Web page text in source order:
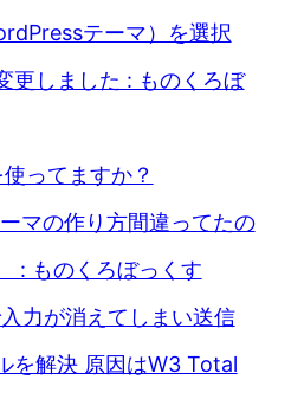
テーマ）を選択
更しました : ものくろぼ
ってますか？
マの作り方間違ってたの
: ものくろぼっくす
力が消えてしまい送信
を解決 原因はW3 Total